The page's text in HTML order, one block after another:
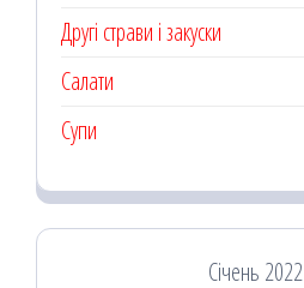
Другі страви і закуски
Салати
Супи
Січень 2022